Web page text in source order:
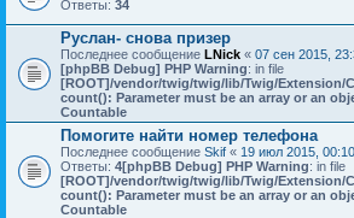
Ответы: 34
Руслан- снова призер
Последнее сообщение LNick « 07 сен 2015,
[phpBB Debug] PHP Warning: in file
[ROOT]/vendor/twig/twig/lib/Twig/Extension/
count(): Parameter must be an array or an
Countable
Помогите найти номер телефона
Последнее сообщение Skif « 19 июл 2015, 00:10
Ответы: 4[phpBB Debug] PHP Warning: in file
[ROOT]/vendor/twig/twig/lib/Twig/Extension/
count(): Parameter must be an array or an
Countable